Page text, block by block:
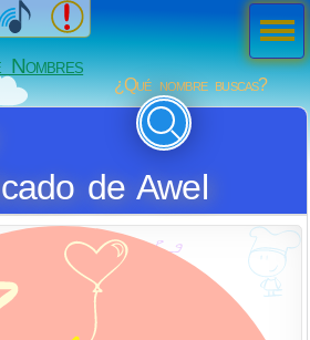
Nombres
¿Qué nombre buscas?
de Awel
Men
ú